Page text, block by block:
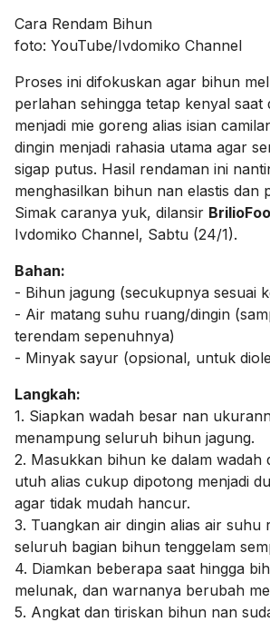
Cara Rendam Bihun
foto: YouTube/Ivdomiko Channel
Proses ini difokuskan agar bihun
perlahan sehingga tetap kenyal saat
menjadi mie goreng alias isian
dingin menjadi rahasia utama agar
sigap putus. Hasil rendaman ini
menghasilkan bihun nan elastis dan
Simak caranya yuk, dilansir
Ivdomiko Channel, Sabtu (24/1).
Bahan:
- Bihun jagung (secukupnya sesuai
- Air matang suhu ruang/dingin
terendam sepenuhnya)
- Minyak sayur (opsional, untuk
Langkah:
1. Siapkan wadah besar nan
menampung seluruh bihun jagung.
2. Masukkan bihun ke dalam wadah
utuh alias cukup dipotong menjadi
agar tidak mudah hancur.
3. Tuangkan air dingin alias air suhu
seluruh bagian bihun tenggelam
4. Diamkan beberapa saat hingga
melunak, dan warnanya berubah
5. Angkat dan tiriskan bihun nan